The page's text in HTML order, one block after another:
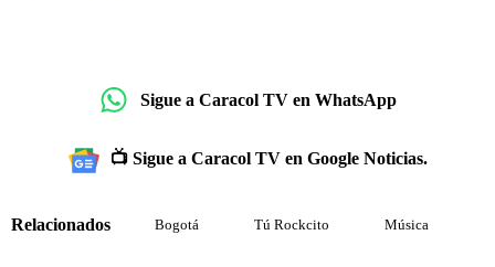
Sigue a Caracol TV en WhatsApp
📺 Sigue a Caracol TV en Google Noticias.
Relacionados Bogotá Tú Rockcito Música